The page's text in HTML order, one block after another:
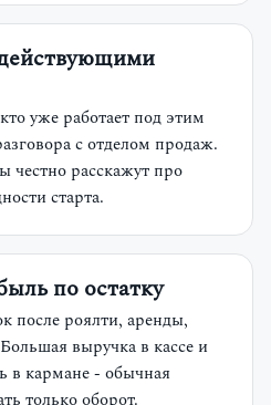
уже работает под этим
с отделом продаж.
честно расскажут про
старта.
по остатку
после роялти, аренды,
выручка в кассе и
в кармане - обычная
только оборот.